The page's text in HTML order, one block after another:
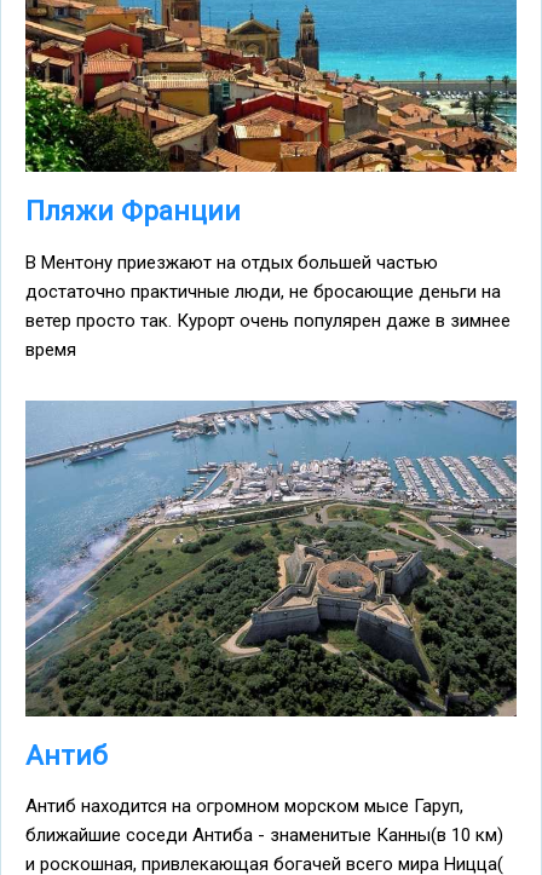
Пляжи Франции
В Ментону приезжают на отдых большей частью
достаточно практичные люди, не бросающие деньги на
ветер просто так. Курорт очень популярен даже в зимнее
время
Антиб
Антиб находится на огромном морском мысе Гаруп,
ближайшие соседи Антиба - знаменитые Канны(в 10 км)
и роскошная, привлекающая богачей всего мира Ницца(